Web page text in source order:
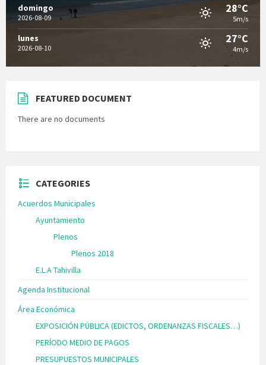
domingo
2026-08-09
28°C
5m/s
lunes
2026-08-10
27°C
4m/s
FEATURED DOCUMENT
There are no documents
CATEGORIES
Acuerdos Municipales
Ayuntamiento
Plenos
Plenos 2018
E.L.A Tahivilla
Agenda Institucional
Área Económica
EXPOSICIÓN PÚBLICA (EDICTOS, ORDENANZAS FISCALES…)
PERÍODO MEDIO DE PAGOS
PRESUPUESTOS MUNICIPALES